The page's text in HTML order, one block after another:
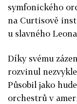
symfonického
na Curtisově
u slavného
Díky svému
rozvinul
Působil jako
orchestrů v